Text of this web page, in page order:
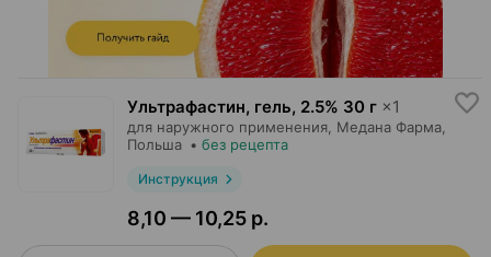
Ультрафастин, гель, 2.5% 30 г ×1
для наружного применения, Медана Фарма
Польша • без рецепта
Инструкция
8,10 — 10,25 р.